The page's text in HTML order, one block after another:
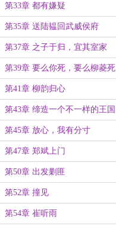
第33章 都有嫌疑
第35章 送陆韫回武威侯府
第37章 之子于归，宜其室家
第39章 要么你死，要么柳菱死
第41章 柳韵归心
第43章 缔造一个不一样的王国
第45章 放心，我有分寸
第47章 郑斌上门
第50章 出发剿匪
第52章 撞见
第54章 崔听雨